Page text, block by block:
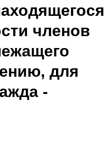
членов
для
-